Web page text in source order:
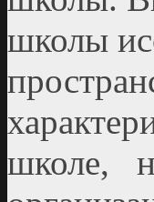
школы
школе,